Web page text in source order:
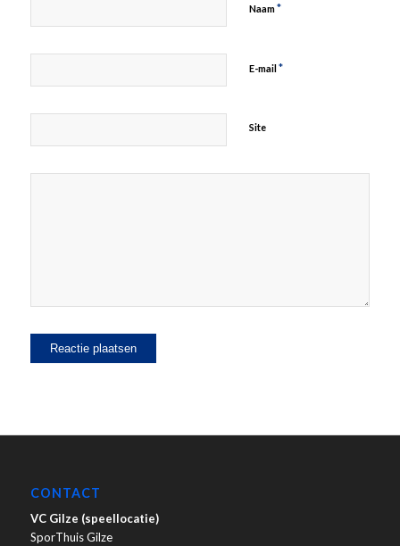
Naam*
E-mail*
Site
CONTACT
VC Gilze (speellocatie)
SporThuis Gilze